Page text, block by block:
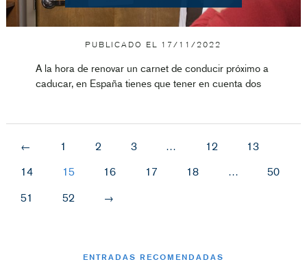
PUBLICADO EL 17/11/2022
A la hora de renovar un carnet de conducir próximo a
caducar, en España tienes que tener en cuenta dos
← 1 2 3 … 12 13
14 15 16 17 18 … 50
51 52 →
ENTRADAS RECOMENDADAS